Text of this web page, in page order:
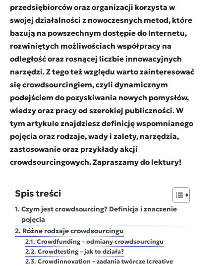
przedsiębiorców oraz organizacji korzysta w
swojej działalności z nowoczesnych metod, które
bazują na powszechnym dostępie do Internetu,
rozwiniętych możliwościach współpracy na
odległość oraz rosnącej liczbie innowacyjnych
narzędzi. Z tego też względu warto zainteresować
się crowdsourcingiem, czyli dynamicznym
podejściem do pozyskiwania nowych pomysłów,
wiedzy oraz pracy od szerokiej publiczności. W
tym artykule znajdziesz definicję wspomnianego
pojęcia oraz rodzaje, wady i zalety, narzędzia,
zastosowanie oraz przykłady akcji
crowdsourcingowych. Zapraszamy do lektury!
Spis treści
Czym jest crowdsourcing? Definicja i znaczenie
pojęcia
Różne rodzaje crowdsourcingu
Crowdfunding – odmiany crowdsourcingu
Crowdtesting – jak to działa?
Crowdinnovation – zadania twórcze (creative